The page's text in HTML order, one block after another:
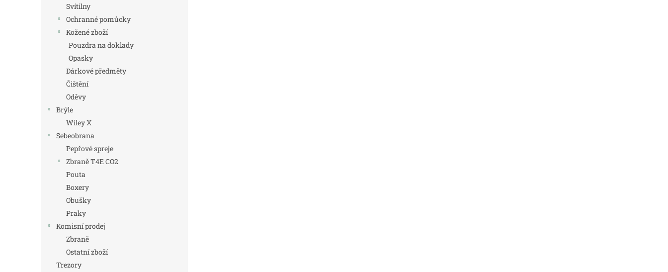
Svítilny
Ochranné pomůcky
Kožené zboží
Pouzdra na doklady
Opasky
Dárkové předměty
Čištění
Oděvy
Brýle
Wiley X
Sebeobrana
Pepřové spreje
Zbraně T4E CO2
Pouta
Boxery
Obušky
Praky
Komisní prodej
Zbraně
Ostatní zboží
Trezory